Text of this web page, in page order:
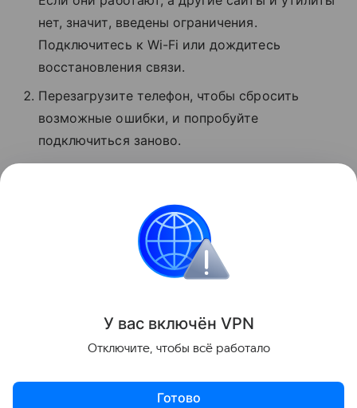
нет, значит, введены ограничения.
Подключитесь к Wi-Fi или дождитесь
восстановления связи.
Перезагрузите телефон, чтобы сбросить
возможные ошибки, и попробуйте
подключиться заново.
Обратитесь в поддержку оператора.
Поделиться
У вас включён VPN
Отключите, чтобы всё работало
Готово